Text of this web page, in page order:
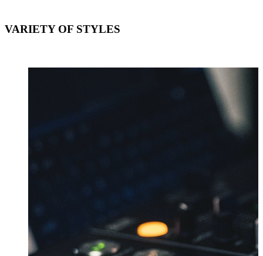
VARIETY OF STYLES